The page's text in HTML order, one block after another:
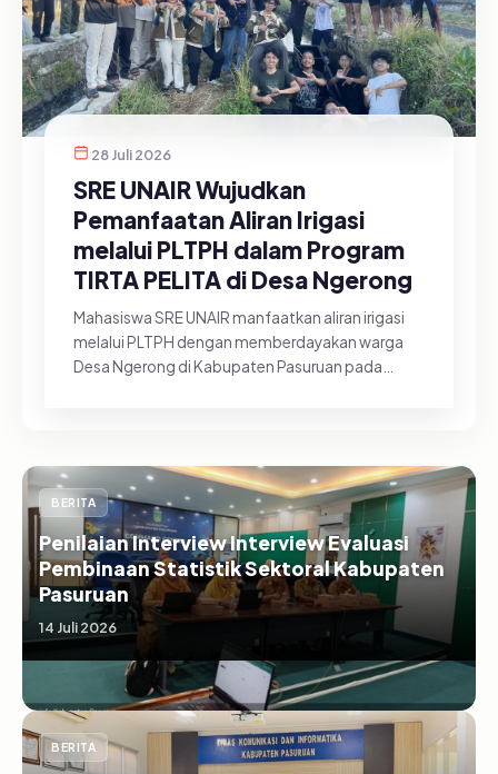
28 Juli 2026
SRE UNAIR Wujudkan
Pemanfaatan Aliran Irigasi
melalui PLTPH dalam Program
TIRTA PELITA di Desa Ngerong
Mahasiswa SRE UNAIR manfaatkan aliran irigasi
melalui PLTPH dengan memberdayakan warga
Desa Ngerong di Kabupaten Pasuruan pada
BERITA
Penilaian Interview Interview Evaluasi
Pembinaan Statistik Sektoral Kabupaten
Pasuruan
14 Juli 2026
BERITA